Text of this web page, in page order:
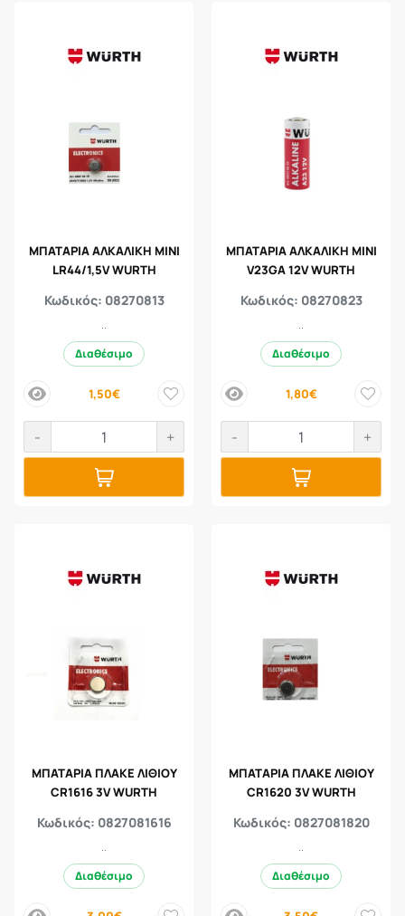
ΜΠΑΤΑΡΙΑ ΑΛΚΑΛΙΚΗ ΜΙΝΙ
LR44/1,5V WURTH
Κωδικός: 08270813
..
Διαθέσιμο
price 1,50€
- +
ΜΠΑΤΑΡΙΑ ΑΛΚΑΛΙΚΗ ΜΙΝΙ
V23GA 12V WURTH
Κωδικός: 08270823
..
Διαθέσιμο
price 1,80€
- +
ΜΠΑΤΑΡΙΑ ΠΛΑΚΕ ΛΙΘΙΟΥ
CR1616 3V WURTH
Κωδικός: 0827081616
..
Διαθέσιμο
ΜΠΑΤΑΡΙΑ ΠΛΑΚΕ ΛΙΘΙΟΥ
CR1620 3V WURTH
Κωδικός: 0827081820
..
Διαθέσιμο